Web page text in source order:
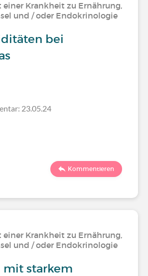
einer Krankheit zu Ernährung,
und / oder Endokrinologie
bei
23.05.24
Kommentieren
einer Krankheit zu Ernährung,
und / oder Endokrinologie
mit starkem